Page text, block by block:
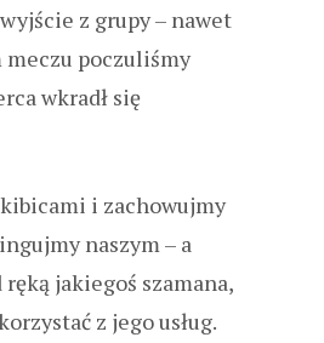
z grupy – nawet
poczuliśmy
wkradł się
i zachowujmy
naszym – a
jakiegoś szamana,
z jego usług.